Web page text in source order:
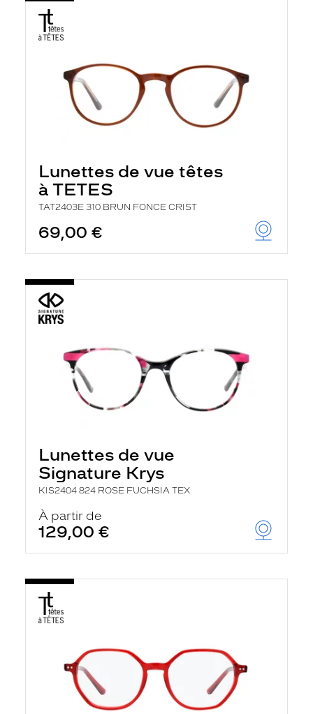
Lunettes de vue têtes
à TETES
TAT2403E 310 BRUN FONCE CRIST
69,00 €
Lunettes de vue
Signature Krys
KIS2404 824 ROSE FUCHSIA TEX
À partir de
129,00 €